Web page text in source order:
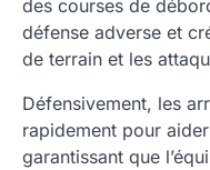
des courses de
défense adverse et
de terrain et les
Défensivement, les
rapidement pour
garantissant que